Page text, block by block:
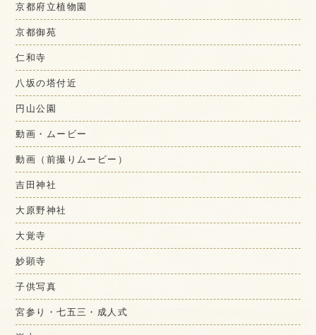
京都府立植物園
京都御苑
仁和寺
八坂の塔付近
円山公園
動画・ムービー
動画（前撮りムービー）
吉田神社
大原野神社
大覚寺
妙顕寺
子供写真
宮参り・七五三・成人式